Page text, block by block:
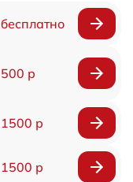
бесплатно
500 р
1500 р
1500 р